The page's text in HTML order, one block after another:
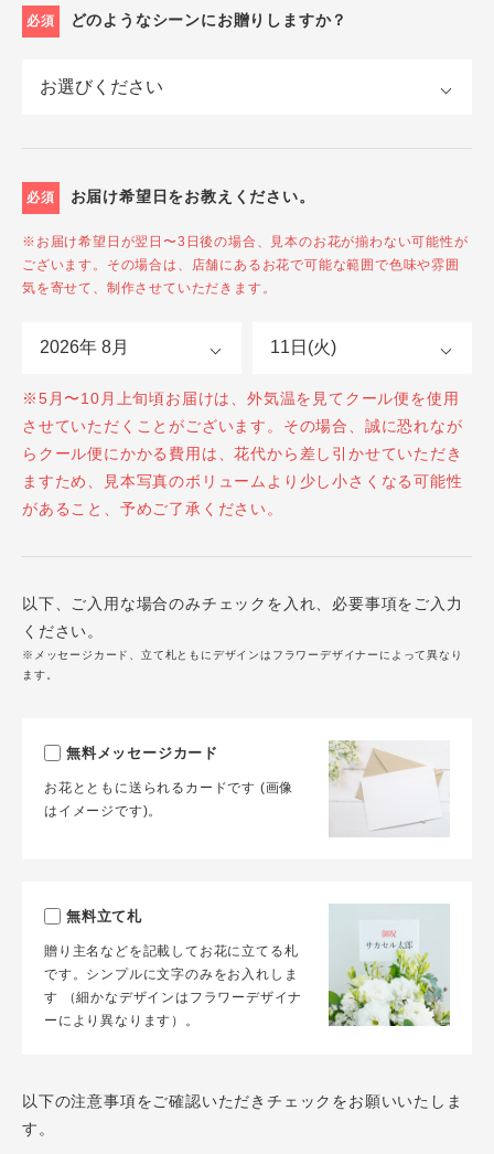
必須 どのようなシーンにお贈りしますか？
必須 お届け希望日をお教えください。
※お届け希望日が翌日〜3日後の場合、見本のお花が揃わない可能性が
ございます。その場合は、店舗にあるお花で可能な範囲で色味や雰囲
気を寄せて、制作させていただきます。
※5月〜10月上旬頃お届けは、外気温を見てクール便を使用
させていただくことがございます。その場合、誠に恐れなが
らクール便にかかる費用は、花代から差し引かせていただき
ますため、見本写真のボリュームより少し小さくなる可能性
があること、予めご了承ください。
以下、ご入用な場合のみチェックを入れ、必要事項をご入力
ください。
※メッセージカード、立て札ともにデザインはフラワーデザイナーによって異なり
ます。
無料メッセージカード
お花とともに送られるカードです (画像
はイメージです)。
無料立て札
贈り主名などを記載してお花に立てる札
です。シンプルに文字のみをお入れしま
す （細かなデザインはフラワーデザイナ
ーにより異なります）。
以下の注意事項をご確認いただきチェックをお願いいたしま
す。